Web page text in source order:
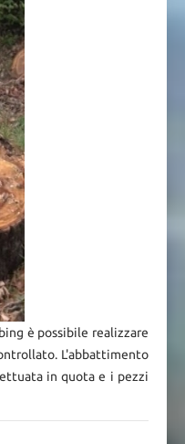
è possibile realizzare
L'abbattimento
in quota e i pezzi